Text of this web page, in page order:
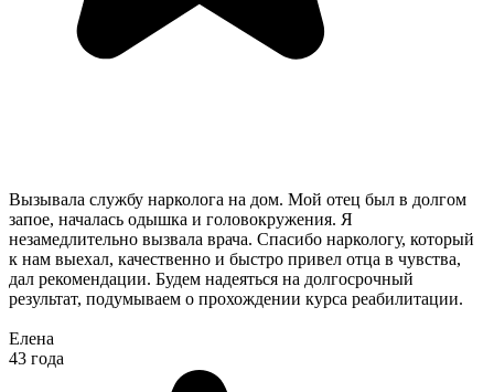
Вызывала службу нарколога на дом. Мой отец был в долгом
запое, началась одышка и головокружения. Я
незамедлительно вызвала врача. Спасибо наркологу, который
к нам выехал, качественно и быстро привел отца в чувства,
дал рекомендации. Будем надеяться на долгосрочный
результат, подумываем о прохождении курса реабилитации.
Елена
43 года